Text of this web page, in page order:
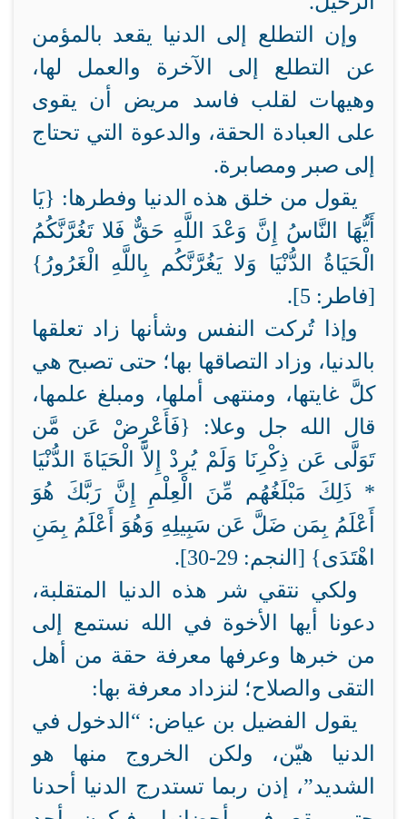
وإن التطلع إلى الدنيا يقعد بالمؤمن
عن التطلع إلى الآخرة والعمل لها،
وهيهات لقلب فاسد مريض أن يقوى
على العبادة الحقة، والدعوة التي تحتاج
إلى صبر ومصابرة.
يقول من خلق هذه الدنيا وفطرها: {يَا
أَيُّهَا النَّاسُ إِنَّ وَعْدَ اللَّهِ حَقٌّ فَلا تَغُرَّنَّكُمُ
الْحَيَاةُ الدُّنْيَا وَلا يَغُرَّنَّكُم بِاللَّهِ الْغَرُورُ}
[فاطر: 5].
وإذا تُركت النفس وشأنها زاد تعلقها
بالدنيا، وزاد التصاقها بها؛ حتى تصبح هي
كلَّ غايتها، ومنتهى أملها، ومبلغ علمها،
قال الله جل وعلا: {فَأَعْرِضْ عَن مَّن
تَوَلَّى عَن ذِكْرِنَا وَلَمْ يُرِدْ إِلاَّ الْحَيَاةَ الدُّنْيَا
* ذَلِكَ مَبْلَغُهُم مِّنَ الْعِلْمِ إِنَّ رَبَّكَ هُوَ
أَعْلَمُ بِمَن ضَلَّ عَن سَبِيلِهِ وَهُوَ أَعْلَمُ بِمَنِ
اهْتَدَى} [النجم: 29-30].
ولكي نتقي شر هذه الدنيا المتقلبة،
دعونا أيها الأخوة في الله نستمع إلى
من خبرها وعرفها معرفة حقة من أهل
التقى والصلاح؛ لنزداد معرفة بها:
يقول الفضيل بن عياض: “الدخول في
الدنيا هيّن، ولكن الخروج منها هو
الشديد”، إذن ربما تستدرج الدنيا أحدنا